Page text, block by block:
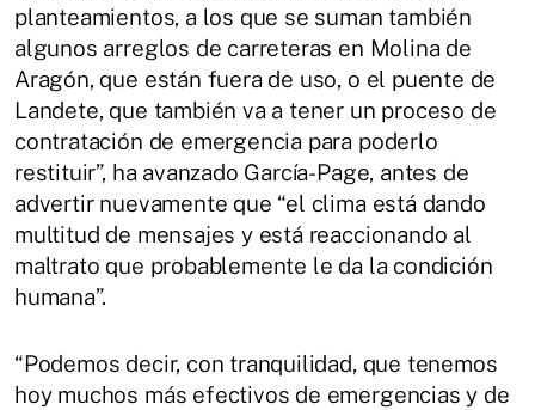
planteamientos, a los que se suman también
algunos arreglos de carreteras en Molina de
Aragón, que están fuera de uso, o el puente de
Landete, que también va a tener un proceso de
contratación de emergencia para poderlo
restituir”, ha avanzado García-Page, antes de
advertir nuevamente que “el clima está dando
multitud de mensajes y está reaccionando al
maltrato que probablemente le da la condición
humana”.
“Podemos decir, con tranquilidad, que tenemos
hoy muchos más efectivos de emergencias y de